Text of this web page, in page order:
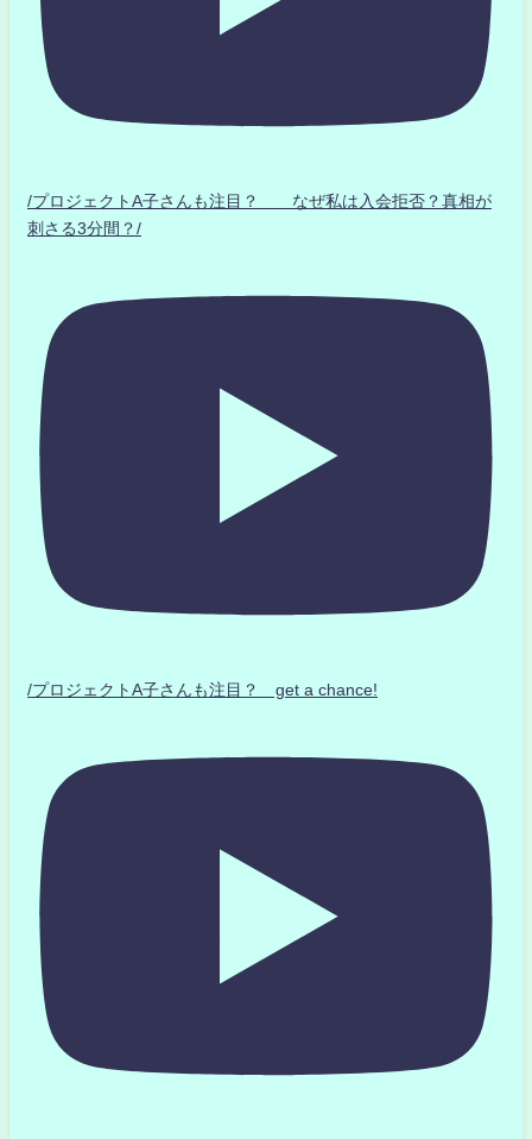
/プロジェクトA子さんも注目？ なぜ私は入会拒否？真相が
刺さる3分間？/
/プロジェクトA子さんも注目？ get a chance!